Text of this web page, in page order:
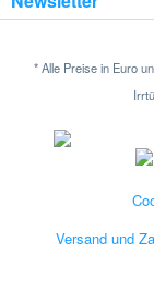
* Alle Preise in Euro
Versand und